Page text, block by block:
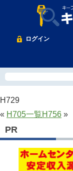
ログイン
H729
« H705一覧H756 »
PR